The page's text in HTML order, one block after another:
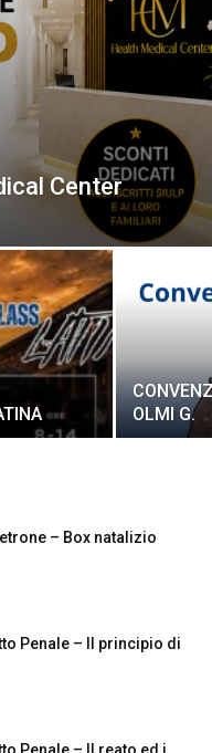
Center
OLMI G.
– Box natalizio
Penale – Il principio di